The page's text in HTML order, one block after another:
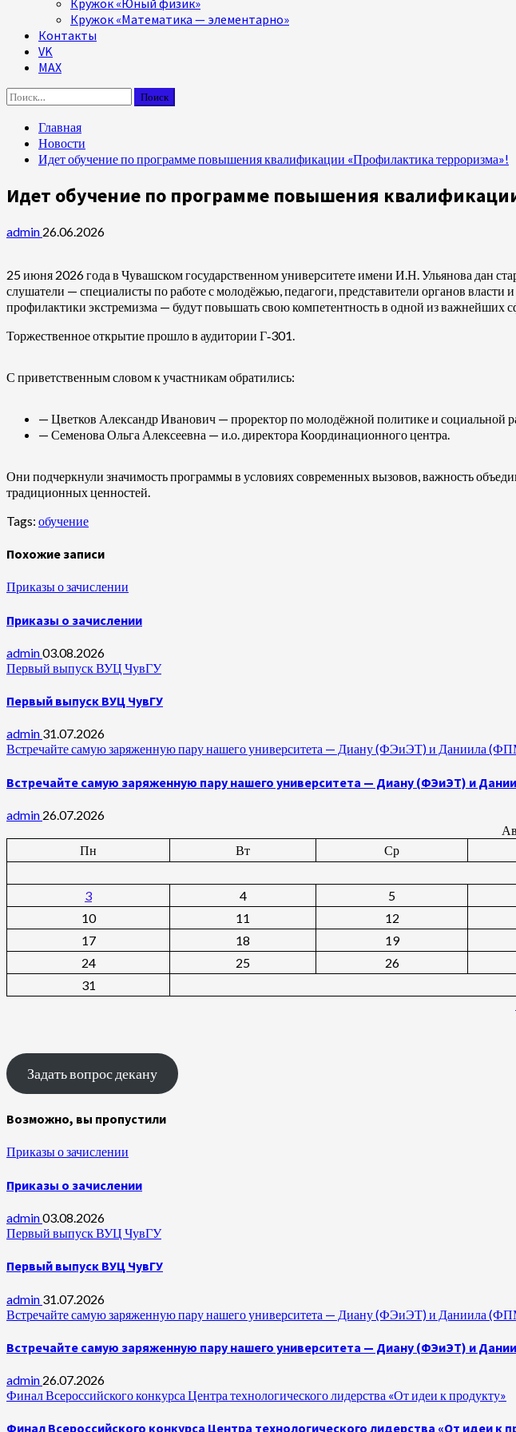
Кружок «Юный физик»
Кружок «Математика — элементарно»
Контакты
VK
MAX
Найти:
Главная
Новости
Идет обучение по программе повышения квалификации «Профилактика терроризма»!
Идет обучение по программе повышения
admin 26.06.2026
25 июня 2026 года в Чувашском государственном университете имени И.Н. Ульянова дан
слушатели — специалисты по работе с молодёжью, педагоги, представители органов
профилактики экстремизма — будут повышать свою компетентность в одной из важнейших
Торжественное открытие прошло в аудитории Г‑301.
С приветственным словом к участникам обратились:
— Цветков Александр Иванович — проректор по молодёжной политике и социальной
— Семенова Ольга Алексеевна — и.о. директора Координационного центра.
Они подчеркнули значимость программы в условиях современных вызовов, важность
традиционных ценностей.
Tags: обучение
Похожие записи
Приказы о зачислении
Приказы о зачислении
admin03.08.2026
Первый выпуск ВУЦ ЧувГУ
Первый выпуск ВУЦ ЧувГУ
admin 31.07.2026
Встречайте самую заряженную пару нашего университета — Диану (ФЭиЭТ) и Даниила
Встречайте самую заряженную пару нашего университета — Диану (ФЭиЭТ) и
admin 26.07.2026
Пн
Вт Ср
3
4 5
10
11 12
17
18 19
24
25 26
31
Задать вопрос декану
Возможно, вы пропустили
Приказы о зачислении
Приказы о зачислении
admin03.08.2026
Первый выпуск ВУЦ ЧувГУ
Первый выпуск ВУЦ ЧувГУ
admin 31.07.2026
Встречайте самую заряженную пару нашего университета — Диану (ФЭиЭТ) и Даниила
Встречайте самую заряженную пару нашего университета — Диану (ФЭиЭТ) и
admin 26.07.2026
Финал Всероссийского конкурса Центра технологического лидерства «От идеи к продукту»
Финал Всероссийского конкурса Центра технологического лидерства «От идеи к